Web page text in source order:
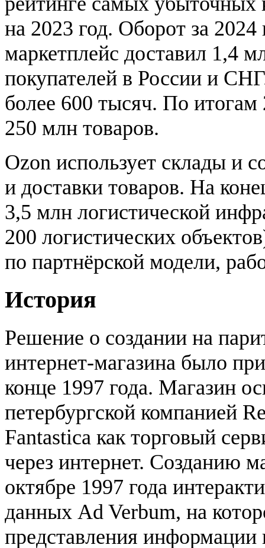
на 2023 год. Оборот за
маркетплейс доставил 1,4
покупателей в России и
более 600 тысяч. По итогам
250 млн товаров.
Ozon использует склады и
и доставки товаров. На
3,5 млн логистической
200 логистических
по партнёрской модели,
История
Решение о создании на
интернет-магазина было
конце 1997 года. Магазин
петербургской компанией
Fantastica как торговый
через интернет. Созданию
октябре 1997 года
данных Ad Verbum, на
представления